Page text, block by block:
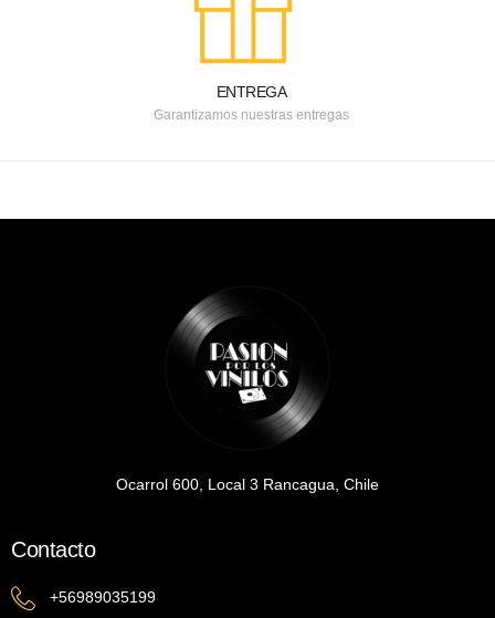
ENTREGA
Garantizamos nuestras entregas
Ocarrol 600, Local 3 Rancagua, Chile
Contacto
+56989035199